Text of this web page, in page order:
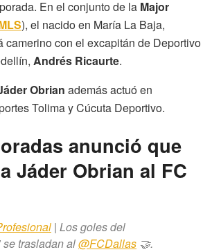
En el conjunto de la Major
), el nacido en María La Baja,
camerino con el excapitán de Deportivo
Andrés Ricaurte.
Obrian además actuó en
Tolima y Cúcuta Deportivo.
anunció que
Jáder Obrian al FC
| Los goles del
se trasladan al@FCDallas 🤝.